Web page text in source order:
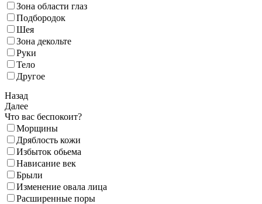
Зона области глаз
Подбородок
Шея
Зона декольте
Руки
Тело
Другое
Назад
Далее
Что вас беспокоит?
Морщины
Дряблость кожи
Избыток обьема
Нависание век
Брыли
Изменение овала лица
Расширенные поры